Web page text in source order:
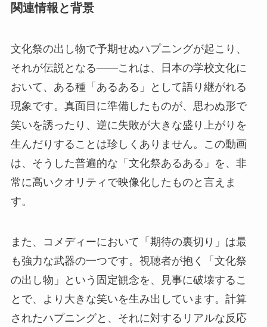
関連情報と背景
文化祭の出し物で予期せぬハプニングが起こり、
それが伝説となる――これは、日本の学校文化に
おいて、ある種「あるある」として語り継がれる
現象です。真面目に準備したものが、思わぬ形で
笑いを誘ったり、逆に失敗が大きな盛り上がりを
生んだりすることは珍しくありません。この動画
は、そうした普遍的な「文化祭あるある」を、非
常に高いクオリティで映像化したものと言えま
す。
また、コメディーにおいて「期待の裏切り」は最
も強力な武器の一つです。視聴者が抱く「文化祭
の出し物」という固定観念を、見事に破壊するこ
とで、より大きな笑いを生み出しています。計算
されたハプニングと、それに対するリアルな反応